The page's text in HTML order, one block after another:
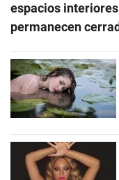
espacios
permanecen